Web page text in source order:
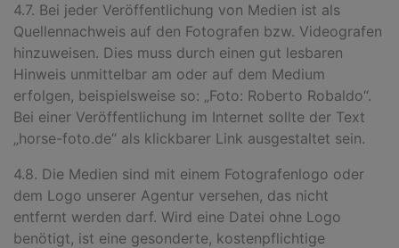
4.7. Bei jeder Veröffentlichung von Medien ist als
Quellennachweis auf den Fotografen bzw. Videografen
hinzuweisen. Dies muss durch einen gut lesbaren
Hinweis unmittelbar am oder auf dem Medium
erfolgen, beispielsweise so: „Foto: Roberto Robaldo“.
Bei einer Veröffentlichung im Internet sollte der Text
„horse-foto.de“ als klickbarer Link ausgestaltet sein.
4.8. Die Medien sind mit einem Fotografenlogo oder
dem Logo unserer Agentur versehen, das nicht
entfernt werden darf. Wird eine Datei ohne Logo
benötigt, ist eine gesonderte, kostenpflichtige